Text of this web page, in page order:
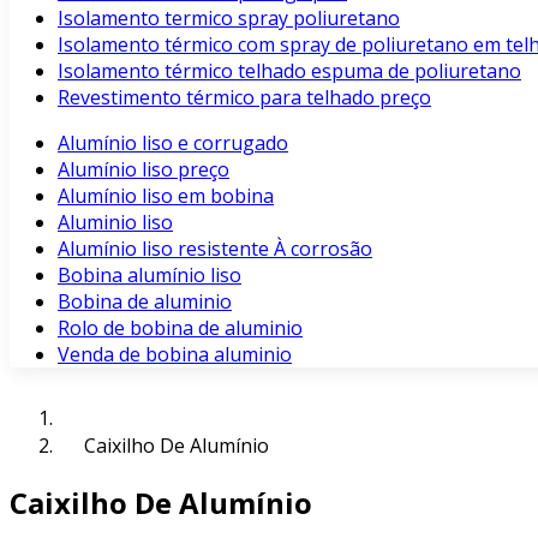
Isolamento termico spray poliuretano
Isolamento térmico com spray de poliuretano em
Isolamento térmico telhado espuma de poliuretano
Revestimento térmico para telhado preço
Alumínio liso e corrugado
Alumínio liso preço
Alumínio liso em bobina
Aluminio liso
Alumínio liso resistente À corrosão
Bobina alumínio liso
Bobina de aluminio
Rolo de bobina de aluminio
Venda de bobina aluminio
Caixilho De Alumínio
Caixilho De Alumínio